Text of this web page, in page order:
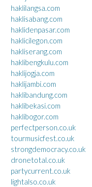
haklilangsa.com
haklisabang.com
haklidenpasar.com
haklicilegon.com
hakliserang.com
haklibengkulu.com
haklijogja.com
haklijambi.com
haklibandung.com
haklibekasi.com
haklibogor.com
perfectperson.co.uk
tourmusicfest.co.uk
strongdemocracy.co.uk
dronetotal.co.uk
partycurrent.co.uk
lightalso.co.uk